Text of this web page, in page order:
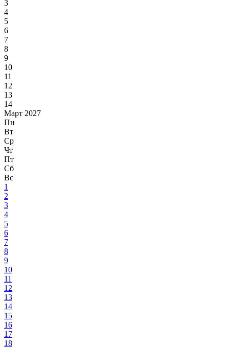
3
4
5
6
7
8
9
10
11
12
13
14
Март 2027
Пн
Вт
Ср
Чт
Пт
Сб
Вс
1
2
3
4
5
6
7
8
9
10
11
12
13
14
15
16
17
18